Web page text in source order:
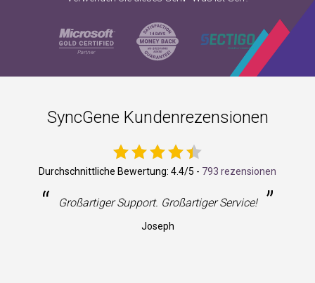
SyncGene Kundenrezensionen
Durchschnittliche Bewertung: 4.4/5 - 793 rezensionen
“ Großartiger Support. Großartiger Service! ”
Joseph